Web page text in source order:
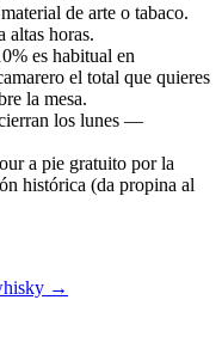
de arte o tabaco.
altas horas.
es habitual en
el total que quieres
la mesa.
los lunes —
a pie gratuito por la
histórica (da propina al
→